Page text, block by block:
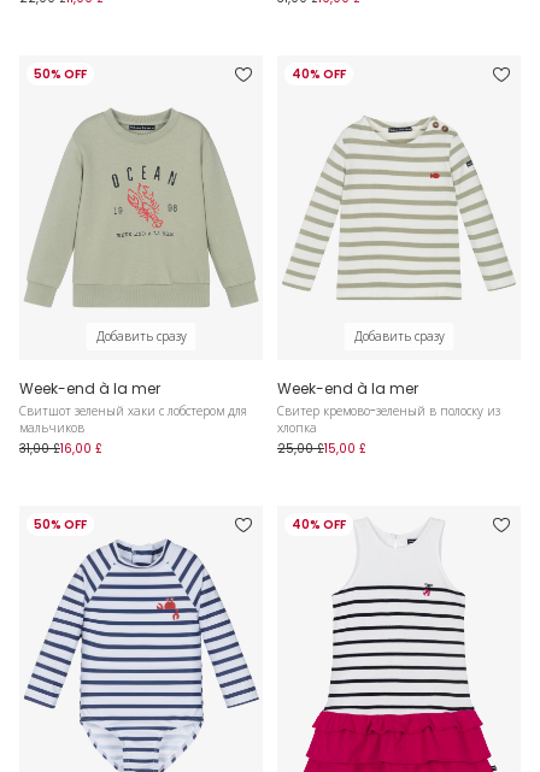
50% OFF
Добавить сразу
Week-end à la mer
Свитшот зеленый хаки с лобстером для
мальчиков
31,00 £16,00 £
40% OFF
Добавить сразу
Week-end à la mer
Свитер кремово-зеленый в полоску из
хлопка
25,00 £15,00 £
50% OFF 40% OFF